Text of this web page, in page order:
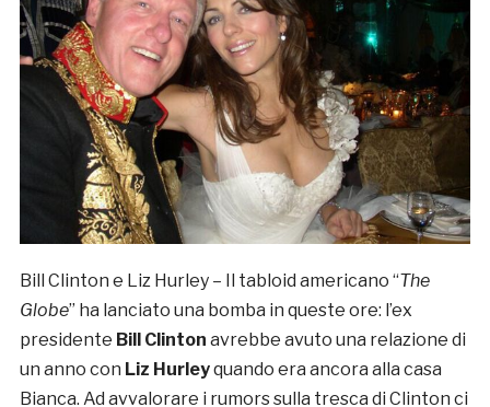
Bill Clinton e Liz Hurley – Il tabloid americano “The
Globe” ha lanciato una bomba in queste ore: l’ex
presidente Bill Clinton avrebbe avuto una relazione di
un anno con Liz Hurleyquando era ancora alla casa
Bianca. Ad avvalorare i rumors sulla tresca di Clinton ci